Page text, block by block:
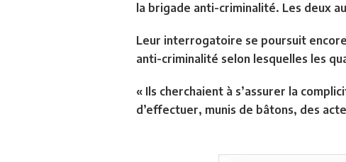
la brigade anti-criminalité. Les deux
Leur interrogatoire se poursuit
anti-criminalité selon lesquelles les
« Ils cherchaient à s’assurer la
d’effectuer, munis de bâtons, des